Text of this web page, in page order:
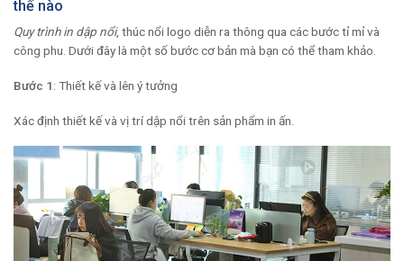
thế nào
Quy trình in dập nổi, thúc nổi logo diễn ra thông qua các bước tỉ mỉ và
công phu. Dưới đây là một số bước cơ bản mà bạn có thể tham khảo.
Bước 1: Thiết kế và lên ý tưởng
Xác định thiết kế và vị trí dập nổi trên sản phẩm in ấn.